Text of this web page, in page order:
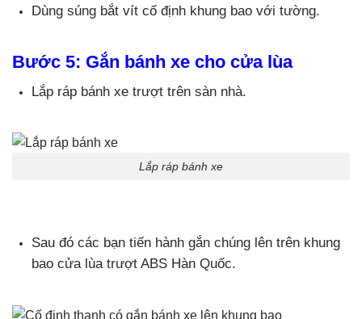
Dùng súng bắt vít cố định khung bao với tường.
Bước 5: Gắn bánh xe cho cửa lùa
Lắp ráp bánh xe trượt trên sàn nhà.
Lắp ráp bánh xe
Sau đó các bạn tiến hành gắn chúng lên trên khung
bao cửa lùa trượt ABS Hàn Quốc.